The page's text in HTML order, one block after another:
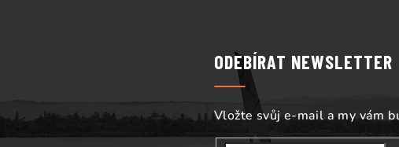
t
ODEBÍRAT NEWSLETTER
Vložte svůj e-mail a my vám